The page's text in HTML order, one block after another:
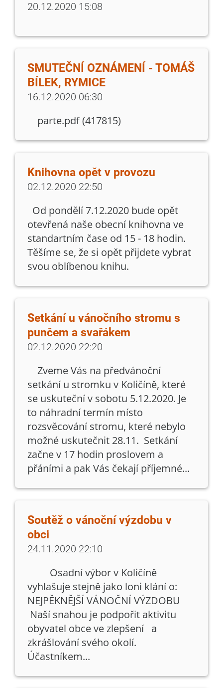
20.12.2020 15:08
SMUTEČNÍ OZNÁMENÍ - TOMÁŠ
BÍLEK, RYMICE
16.12.2020 06:30
parte.pdf (417815)
Knihovna opět v provozu
02.12.2020 22:50
Od pondělí 7.12.2020 bude opět
otevřená naše obecní knihovna ve
standartním čase od 15 - 18 hodin.
Těšíme se, že si opět přijdete vybrat
svou oblíbenou knihu.
Setkání u vánočního stromu s
punčem a svařákem
02.12.2020 22:20
Zveme Vás na předvánoční
setkání u stromku v Količíně, které
se uskuteční v sobotu 5.12.2020. Je
to náhradní termín místo
rozsvěcování stromu, které nebylo
možné uskutečnit 28.11. Setkání
začne v 17 hodin proslovem a
přáními a pak Vás čekají příjemné...
Soutěž o vánoční výzdobu v
obci
24.11.2020 22:10
Osadní výbor v Količíně
vyhlašuje stejně jako loni klání o:
NEJPĚKNĚJŠÍ VÁNOČNÍ VÝZDOBU
Naší snahou je podpořit aktivitu
obyvatel obce ve zlepšení a
zkrášlování svého okolí.
Účastníkem...